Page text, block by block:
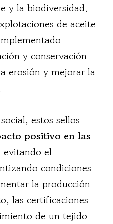
y la biodiversidad.
de aceite
y conservación
erosión y mejorar la
estos sellos
positivo en las
evitando el
condiciones
la producción
las certificaciones
de un tejido